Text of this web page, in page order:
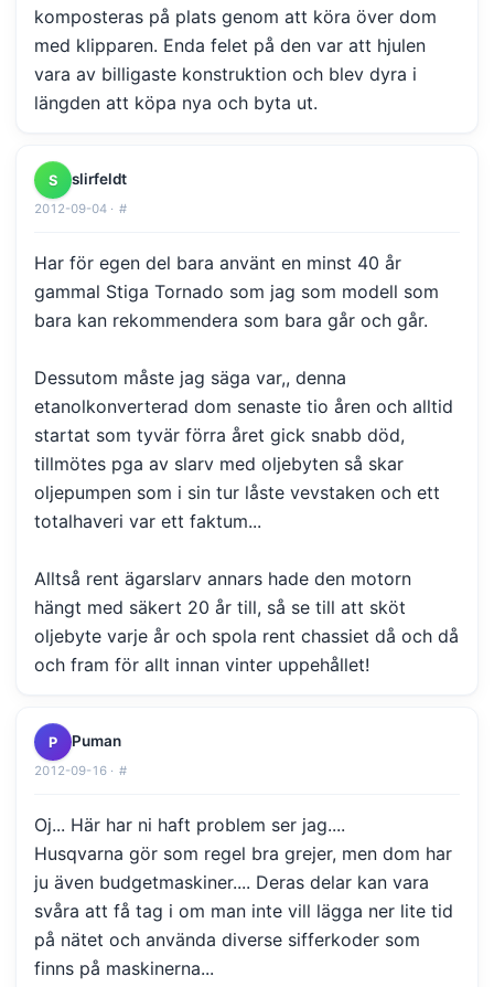
komposteras på plats genom att köra över dom
med klipparen. Enda felet på den var att hjulen
vara av billigaste konstruktion och blev dyra i
längden att köpa nya och byta ut.
S slirfeldt
2012-09-04 · #
Har för egen del bara använt en minst 40 år
gammal Stiga Tornado som jag som modell som
bara kan rekommendera som bara går och går.
Dessutom måste jag säga var,, denna
etanolkonverterad dom senaste tio åren och alltid
startat som tyvär förra året gick snabb död,
tillmötes pga av slarv med oljebyten så skar
oljepumpen som i sin tur låste vevstaken och ett
totalhaveri var ett faktum...
Alltså rent ägarslarv annars hade den motorn
hängt med säkert 20 år till, så se till att sköt
oljebyte varje år och spola rent chassiet då och då
och fram för allt innan vinter uppehållet!
P Puman
2012-09-16 · #
Oj... Här har ni haft problem ser jag....
Husqvarna gör som regel bra grejer, men dom har
ju även budgetmaskiner.... Deras delar kan vara
svåra att få tag i om man inte vill lägga ner lite tid
på nätet och använda diverse sifferkoder som
finns på maskinerna...